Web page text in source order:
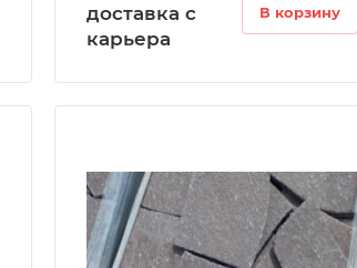
доставка с
карьера
В корзину